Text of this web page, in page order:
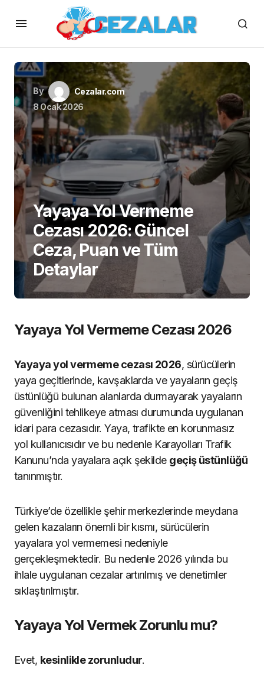
By
Cezalar.com
8 Ocak 2026
Yayaya Yol Vermeme
Cezası 2026: Güncel
Ceza, Puan ve Tüm
Detaylar
Yayaya Yol Vermeme Cezası 2026
Yayaya yol vermeme cezası 2026, sürücülerin
yaya geçitlerinde, kavşaklarda ve yayaların geçiş
üstünlüğü bulunan alanlarda durmayarak yayaların
güvenliğini tehlikeye atması durumunda uygulanan
idari para cezasıdır. Yaya, trafikte en korunmasız
yol kullanıcısıdır ve bu nedenle Karayolları Trafik
Kanunu’nda yayalara açık şekilde geçiş üstünlüğü
tanınmıştır.
Türkiye’de özellikle şehir merkezlerinde meydana
gelen kazaların önemli bir kısmı, sürücülerin
yayalara yol vermemesi nedeniyle
gerçekleşmektedir. Bu nedenle 2026 yılında bu
ihlale uygulanan cezalar artırılmış ve denetimler
sıklaştırılmıştır.
Yayaya Yol Vermek Zorunlu mu?
Evet, kesinlikle zorunludur.